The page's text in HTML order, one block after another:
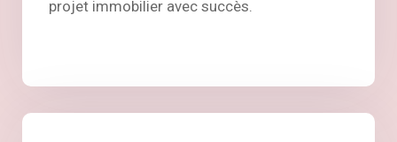
projet immobilier avec succès.